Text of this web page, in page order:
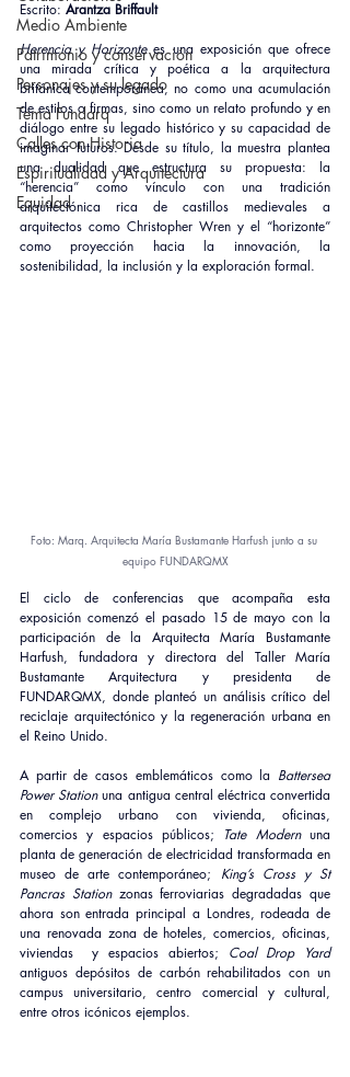
Medio Ambiente
Patrimonio y conservación
Personajes y su legado
Tema Fundarq
Calles con Historia
Espiritualidad y Arquitectura
Equidad
Escrito: Arantza Briffault
Herencia y Horizonte es una exposición que ofrece
una mirada crítica y poética a la arquitectura
británica contemporánea, no como una acumulación
de estilos o firmas, sino como un relato profundo y en
diálogo entre su legado histórico y su capacidad de
imaginar futuros. Desde su título, la muestra plantea
una dualidad que estructura su propuesta: la
“herencia” como vínculo con una tradición
arquitectónica rica de castillos medievales a
arquitectos como Christopher Wren y el “horizonte”
como proyección hacia la innovación, la
sostenibilidad, la inclusión y la exploración formal.
Foto: Marq. Arquitecta María Bustamante Harfush junto a su
equipo FUNDARQMX
El ciclo de conferencias que acompaña esta
exposición comenzó el pasado 15 de mayo con la
participación de la Arquitecta María Bustamante
Harfush, fundadora y directora del Taller María
Bustamante Arquitectura y presidenta de
FUNDARQMX, donde planteó un análisis crítico del
reciclaje arquitectónico y la regeneración urbana en
el Reino Unido.
A partir de casos emblemáticos como la Battersea
Power Station una antigua central eléctrica convertida
en complejo urbano con vivienda, oficinas,
comercios y espacios públicos; Tate Modern una
planta de generación de electricidad transformada en
museo de arte contemporáneo; King’s Cross y St
Pancras Station zonas ferroviarias degradadas que
ahora son entrada principal a Londres, rodeada de
una renovada zona de hoteles, comercios, oficinas,
viviendas  y espacios abiertos;
Coal Drop Yard
antiguos depósitos de carbón rehabilitados con un
campus universitario, centro comercial y cultural,
entre otros icónicos ejemplos.